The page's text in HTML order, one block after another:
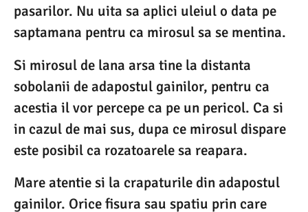
pasarilor. Nu uita sa aplici uleiul o data pe
saptamana pentru ca mirosul sa se mentina.
Si mirosul de lana arsa tine la distanta
sobolanii de adapostul gainilor, pentru ca
acestia il vor percepe ca pe un pericol. Ca si
in cazul de mai sus, dupa ce mirosul dispare
este posibil ca rozatoarele sa reapara.
Mare atentie si la crapaturile din adapostul
gainilor. Orice fisura sau spatiu prin care